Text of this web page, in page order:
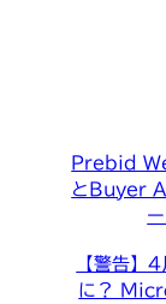
Prebid
とBuyer
【警告】
に？